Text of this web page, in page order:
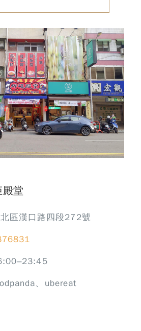
堂
區漢口路四段272號
、ubereat